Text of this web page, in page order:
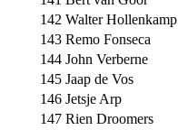
142 Walter Hollenkamp
143 Remo Fonseca
144 John Verberne
145 Jaap de Vos
146 Jetsje Arp
147 Rien Droomers